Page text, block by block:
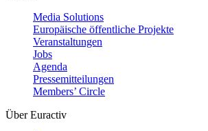
Media Solutions
Europäische öffentliche Projekte
Veranstaltungen
Jobs
Agenda
Pressemitteilungen
Members’ Circle
Über Euractiv